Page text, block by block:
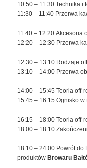
10:50 – 11:30 Technika i
11:30 – 11:40 Przerwa
11:40 – 12:20 Akcesoria
12:20 – 12:30 Przerwa
12:30 – 13:10 Rodzaje
13:10 – 14:00 Przerwa
14:00 – 15:45 Teoria
15:45 – 16:15 Ognisko w
16:15 – 18:00 Teoria
18:00 – 18:10
18:10 – 24:00 Powrót do
produktów Browaru